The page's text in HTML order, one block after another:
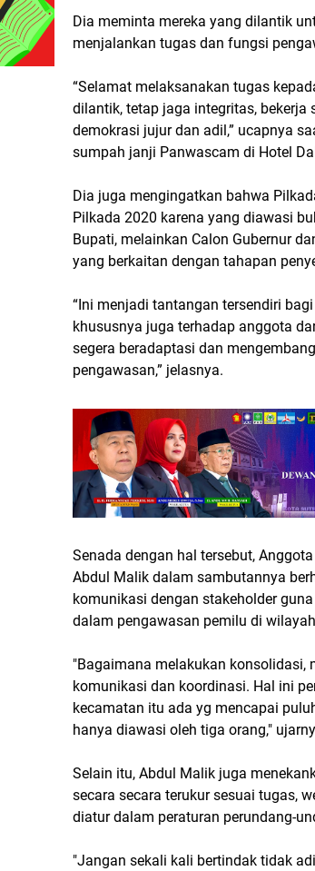
Dia meminta mereka yang dilantik
menjalankan tugas dan fungsi
“Selamat melaksanakan tugas
dilantik, tetap jaga integritas, bekerja
demokrasi jujur dan adil,” ucapnya
sumpah janji Panwascam di Hotel
Dia juga mengingatkan bahwa
Pilkada 2020 karena yang diawasi
Bupati, melainkan Calon Gubernur
yang berkaitan dengan tahapan
“Ini menjadi tantangan tersendiri
khususnya juga terhadap anggota
segera beradaptasi dan
pengawasan,” jelasnya.
Senada dengan hal tersebut,
Abdul Malik dalam sambutannya
komunikasi dengan stakeholder
dalam pengawasan pemilu di
"Bagaimana melakukan konsolidasi,
komunikasi dan koordinasi. Hal ini
kecamatan itu ada yg mencapai
hanya diawasi oleh tiga orang,"
Selain itu, Abdul Malik juga
secara secara terukur sesuai tugas,
diatur dalam peraturan perundang-
"Jangan sekali kali bertindak tidak